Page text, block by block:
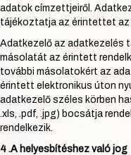
adatok címzettjeiről.
tájékoztatja az érintettet az
Adatkezelő az adatkezelés
másolatát az érintett
további másolatokért az
érintett elektronikus úton
adatkezelő széles körben
.xls, .pdf, .jpg) bocsátja
rendelkezik.
4 .A helyesbítéshez való jog